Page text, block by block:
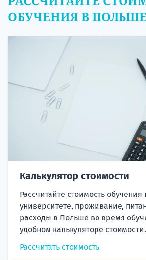
ОБУЧЕНИЯ В ПОЛЬШЕ
Калькулятор стоимости
Рассчитайте стоимость обучения
университете, проживание,
расходы в Польше во время
удобном калькуляторе стоимости.
Рассчитать стоимость